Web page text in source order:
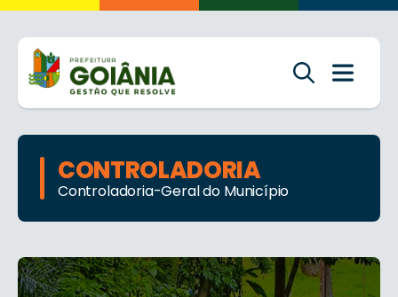
CONTROLADORIA
Controladoria-Geral do Município